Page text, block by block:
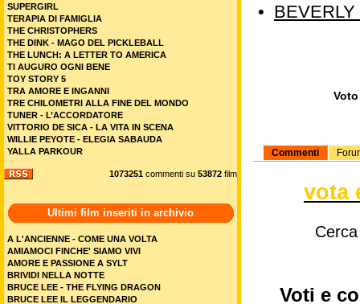
•
Commenti
vota
Voti e
SUPERGIRL
TERAPIA DI FAMIGLIA
THE CHRISTOPHERS
THE DINK - MAGO DEL PICKLEBALL
THE LUNCH: A LETTER TO AMERICA
TI AUGURO OGNI BENE
TOY STORY 5
TRA AMORE E INGANNI
TRE CHILOMETRI ALLA FINE DEL MONDO
TUNER - L’ACCORDATORE
VITTORIO DE SICA - LA VITA IN SCENA
WILLIE PEYOTE - ELEGIA SABAUDA
YALLA PARKOUR
1073251 commenti su 53872 film
Ultimi film inseriti in archivio
A L'ANCIENNE - COME UNA VOLTA
AMIAMOCI FINCHE' SIAMO VIVI
AMORE E PASSIONE A SYLT
BRIVIDI NELLA NOTTE
BRUCE LEE - THE FLYING DRAGON
BRUCE LEE IL LEGGENDARIO